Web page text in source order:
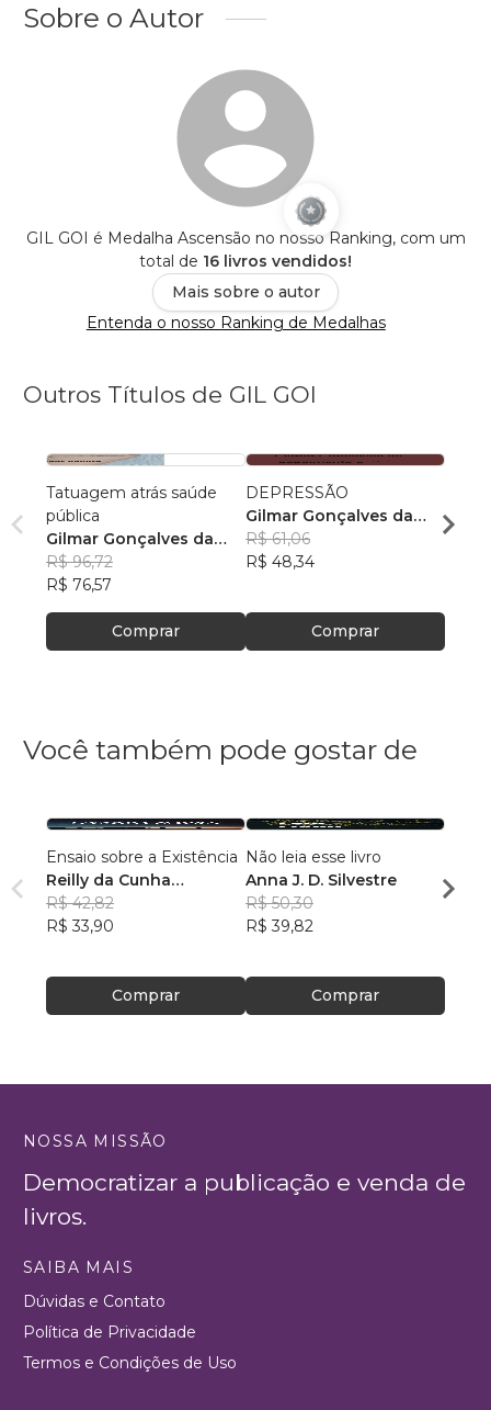
Sobre o Autor
GIL GOI é Medalha Ascensão no nosso Ranking, com um
total de 16 livros vendidos!
Mais sobre o autor
Entenda o nosso Ranking de Medalhas
Outros Títulos de GIL GOI
Tatuagem atrás saúde
pública
Gilmar Gonçalves da
Costa
R$ 96,72
R$ 76,57
Comprar
DEPRESSÃO
Gilmar Gonçalves da
Costa
R$ 61,06
R$ 48,34
Comprar
Costa
R$
Você também pode gostar de
Ensaio sobre a Existência
Reilly da Cunha
Algodoal
R$ 42,82
R$ 33,90
Comprar
Não leia esse livro
Anna J. D. Silvestre
R$ 50,30
R$ 39,82
Comprar
NOSSA MISSÃO
Democratizar a publicação e venda de
livros.
SAIBA MAIS
Dúvidas e Contato
Política de Privacidade
Termos e Condições de Uso